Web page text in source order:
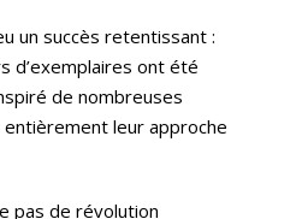
un succès retentissant :
d’exemplaires ont été
de nombreuses
leur approche
pas de révolution